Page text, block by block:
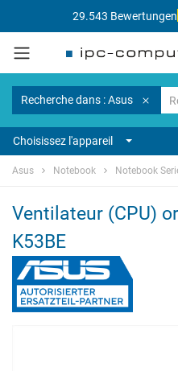
29.543 Bewertungen
Recherche dans : Asus
Choisissez l'appareil
Asus Notebook Notebook
Ventilateur (CPU)
K53BE